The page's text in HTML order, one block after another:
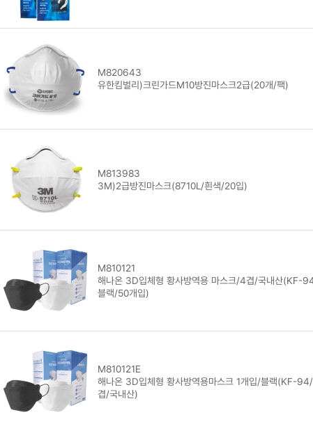
M820643
유한킴벌리)크린가드M10방진마스크2급(20개/팩)
M813983
3M)2급방진마스크(8710L/흰색/20입)
M810121
해나온 3D입체형 황사방역용 마스크/4겹/국내산(KF-
블랙/50개입)
M810121E
해나온 3D입체형 황사방역용마스크 1개입/블랙(KF-
겹/국내산)